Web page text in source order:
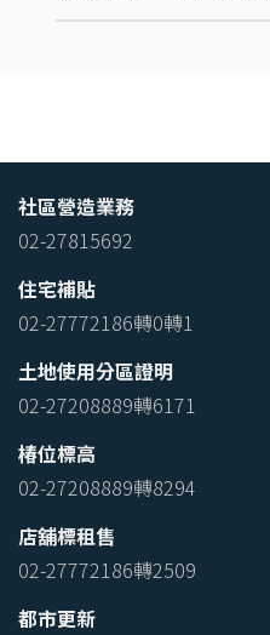
社區營造業務
02-27815692
住宅補貼
02-27772186轉0轉1
土地使用分區證明
02-27208889轉6171
椿位標高
02-27208889轉8294
店舖標租售
02-27772186轉2509
都市更新